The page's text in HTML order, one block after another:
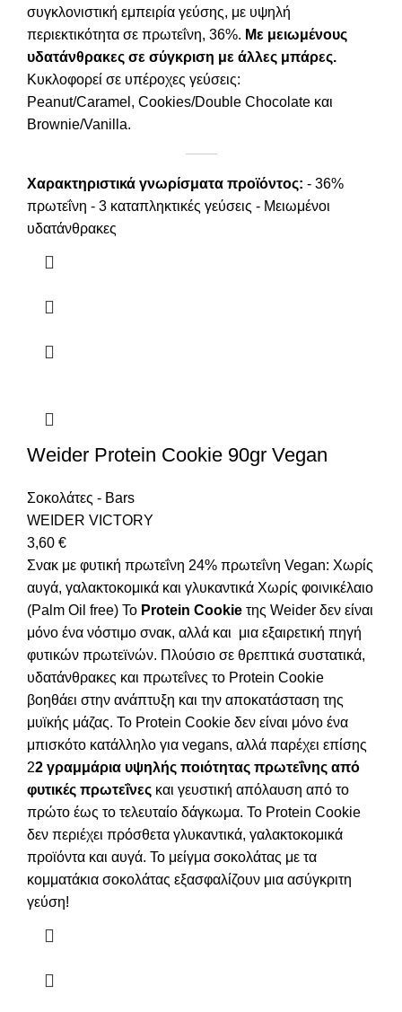
συγκλονιστική εμπειρία γεύσης, με υψηλή
περιεκτικότητα σε πρωτεΐνη, 36%. Με μειωμένους
υδατάνθρακες σε σύγκριση με άλλες μπάρες.
Κυκλοφορεί σε υπέροχες γεύσεις:
Peanut/Caramel, Cookies/Double Chocolate και
Brownie/Vanilla.
Χαρακτηριστικά γνωρίσματα προϊόντος: - 36%
πρωτεΐνη - 3 καταπληκτικές γεύσεις - Μειωμένοι
υδατάνθρακες
Weider Protein Cookie 90gr Vegan
Σοκολάτες - Bars
WEIDER VICTORY
3,60 €
Σνακ με φυτική πρωτεΐνη 24% πρωτεΐνη Vegan: Χωρίς
αυγά, γαλακτοκομικά και γλυκαντικά Χωρίς φοινικέλαιο
(Palm Oil free) Το Protein Cookie της Weider δεν είναι
μόνο ένα νόστιμο σνακ, αλλά και μια εξαιρετική πηγή
φυτικών πρωτεϊνών. Πλούσιο σε θρεπτικά συστατικά,
υδατάνθρακες και πρωτεΐνες το Protein Cookie
βοηθάει στην ανάπτυξη και την αποκατάσταση της
μυϊκής μάζας. Το Protein Cookie δεν είναι μόνο ένα
μπισκότο κατάλληλο για vegans, αλλά παρέχει επίσης
22 γραμμάρια υψηλής ποιότητας πρωτεΐνης από
φυτικές πρωτεΐνες και γευστική απόλαυση από το
πρώτο έως το τελευταίο δάγκωμα. Το Protein Cookie
δεν περιέχει πρόσθετα γλυκαντικά, γαλακτοκομικά
προϊόντα και αυγά. Το μείγμα σοκολάτας με τα
κομματάκια σοκολάτας εξασφαλίζουν μια ασύγκριτη
γεύση!